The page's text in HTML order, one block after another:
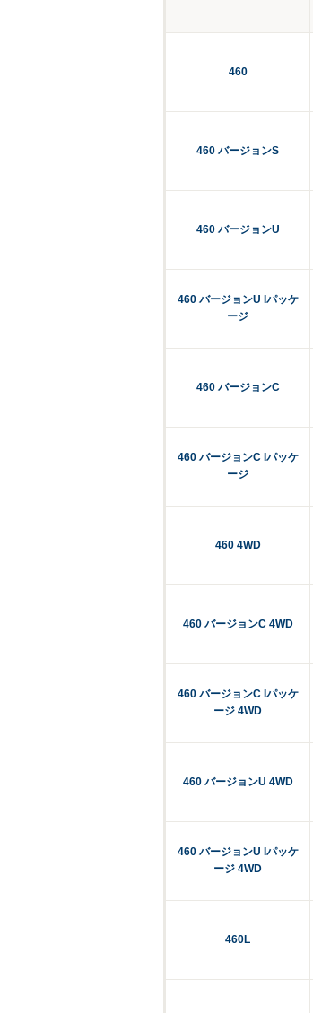
460
460 バージョンS
460 バージョンU
460 バージョンU Iパッケ
ージ
460 バージョンC
460 バージョンC Iパッケ
ージ
460 4WD
460 バージョンC 4WD
460 バージョンC Iパッケ
ージ 4WD
460 バージョンU 4WD
460 バージョンU Iパッケ
ージ 4WD
460L